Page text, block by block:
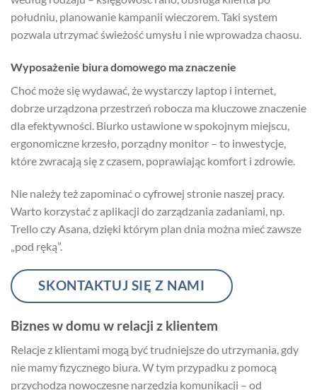
południu, planowanie kampanii wieczorem. Taki system
pozwala utrzymać świeżość umysłu i nie wprowadza chaosu.
Wyposażenie biura domowego ma znaczenie
Choć może się wydawać, że wystarczy laptop i internet,
dobrze urządzona przestrzeń robocza ma kluczowe znaczenie
dla efektywności. Biurko ustawione w spokojnym miejscu,
ergonomiczne krzesło, porządny monitor – to inwestycje,
które zwracają się z czasem, poprawiając komfort i zdrowie.
Nie należy też zapominać o cyfrowej stronie naszej pracy.
Warto korzystać z aplikacji do zarządzania zadaniami, np.
Trello czy Asana, dzięki którym plan dnia można mieć zawsze
„pod ręką”.
SKONTAKTUJ SIĘ Z NAMI
Biznes w domu w relacji z klientem
Relacje z klientami mogą być trudniejsze do utrzymania, gdy
nie mamy fizycznego biura. W tym przypadku z pomocą
przychodzą nowoczesne narzędzia komunikacji – od